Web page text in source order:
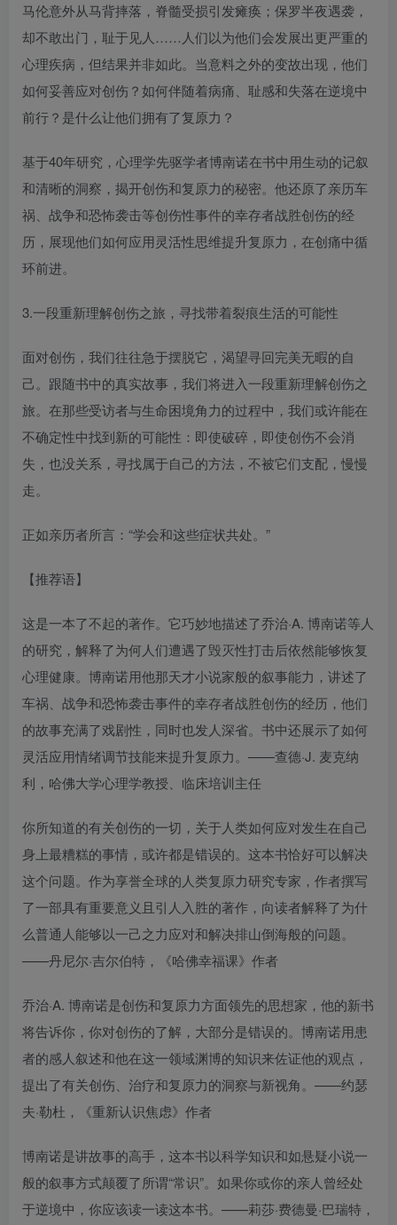
马伦意外从马背摔落，脊髓受损引发瘫痪；保罗半夜遇袭，
却不敢出门，耻于见人……人们以为他们会发展出更严重的
心理疾病，但结果并非如此。当意料之外的变故出现，他们
如何妥善应对创伤？如何伴随着病痛、耻感和失落在逆境中
前行？是什么让他们拥有了复原力？
基于40年研究，心理学先驱学者博南诺在书中用生动的记叙
和清晰的洞察，揭开创伤和复原力的秘密。他还原了亲历车
祸、战争和恐怖袭击等创伤性事件的幸存者战胜创伤的经
历，展现他们如何应用灵活性思维提升复原力，在创痛中循
环前进。
3.一段重新理解创伤之旅，寻找带着裂痕生活的可能性
面对创伤，我们往往急于摆脱它，渴望寻回完美无暇的自
己。跟随书中的真实故事，我们将进入一段重新理解创伤之
旅。在那些受访者与生命困境角力的过程中，我们或许能在
不确定性中找到新的可能性：即使破碎，即使创伤不会消
失，也没关系，寻找属于自己的方法，不被它们支配，慢慢
走。
正如亲历者所言：“学会和这些症状共处。”
【推荐语】
这是一本了不起的著作。它巧妙地描述了乔治·A. 博南诺等人
的研究，解释了为何人们遭遇了毁灭性打击后依然能够恢复
心理健康。博南诺用他那天才小说家般的叙事能力，讲述了
车祸、战争和恐怖袭击事件的幸存者战胜创伤的经历，他们
的故事充满了戏剧性，同时也发人深省。书中还展示了如何
灵活应用情绪调节技能来提升复原力。——查德·J. 麦克纳
利，哈佛大学心理学教授、临床培训主任
你所知道的有关创伤的一切，关于人类如何应对发生在自己
身上最糟糕的事情，或许都是错误的。这本书恰好可以解决
这个问题。作为享誉全球的人类复原力研究专家，作者撰写
了一部具有重要意义且引人入胜的著作，向读者解释了为什
么普通人能够以一己之力应对和解决排山倒海般的问题。
——丹尼尔·吉尔伯特，《哈佛幸福课》作者
乔治·A. 博南诺是创伤和复原力方面领先的思想家，他的新书
将告诉你，你对创伤的了解，大部分是错误的。博南诺用患
者的感人叙述和他在这一领域渊博的知识来佐证他的观点，
提出了有关创伤、治疗和复原力的洞察与新视角。——约瑟
夫·勒杜，《重新认识焦虑》作者
博南诺是讲故事的高手，这本书以科学知识和如悬疑小说一
般的叙事方式颠覆了所谓“常识”。如果你或你的亲人曾经处
于逆境中，你应该读一读这本书。——莉莎·费德曼·巴瑞特，